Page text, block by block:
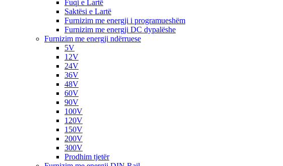
Fuqi e Lartë
Saktësi e Lartë
Furnizim me energji i programueshëm
Furnizim me energji DC dypalëshe
Furnizim me energji ndërruese
5V
12V
24V
36V
48V
60V
90V
100V
120V
150V
200V
300V
Prodhim tjetër